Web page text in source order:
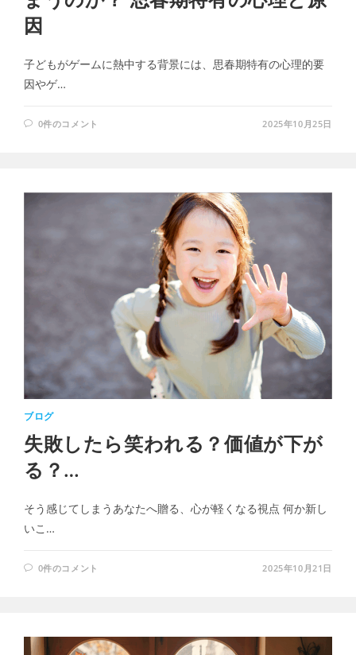
因
子どもがゲームに熱中する背景には、思春期特有の心理的要
因やゲ…
0件のコメント 2025年10月25日
ブログ
失敗したら笑われる？価値が下が
る？…
そう感じてしまうあなたへ贈る、心が軽くなる視点 何か新し
いこ…
0件のコメント 2025年10月21日